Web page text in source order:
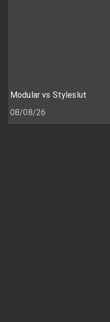
Modular vs Styleslut
08/08/26